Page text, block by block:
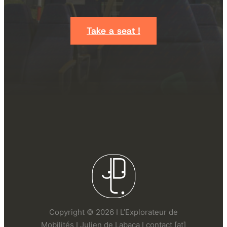
Take a seat !
Copyright © 2026 I L’Explorateur de
Mobilités I Julien de Labaca I contact [at]